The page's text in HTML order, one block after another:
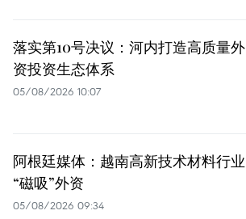
落实第10号决议：河内打造高质量外
资投资生态体系
05/08/2026 10:07
阿根廷媒体：越南高新技术材料行业
“磁吸”外资
05/08/2026 09:34